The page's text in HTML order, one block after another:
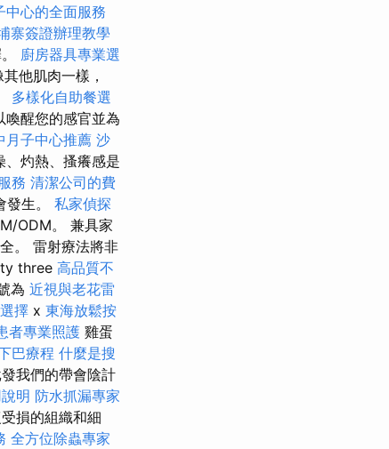
中心的全面服務
寨簽證辦理教學
廚房器具專業選
他肌肉一樣，
多樣化自助餐選
喚醒您的感官並為
月子中心推薦 沙
、灼熱、搔癢感是
務 清潔公司的費
生。 私家偵探
ODM。 兼具家
。 雷射療法將非
three 高品質不
為 近視與老花雷
擇 x 東海放鬆按
者專業照護 雞蛋
巴療程 什麼是搜
我們的帶會陰計
明 防水抓漏專家
損的組織和細
全方位除蟲專家